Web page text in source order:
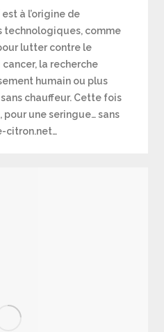
à l’origine de
technologiques, comme
lutter contre le
la recherche
humain ou plus
chauffeur. Cette fois
une seringue… sans
citron.net…